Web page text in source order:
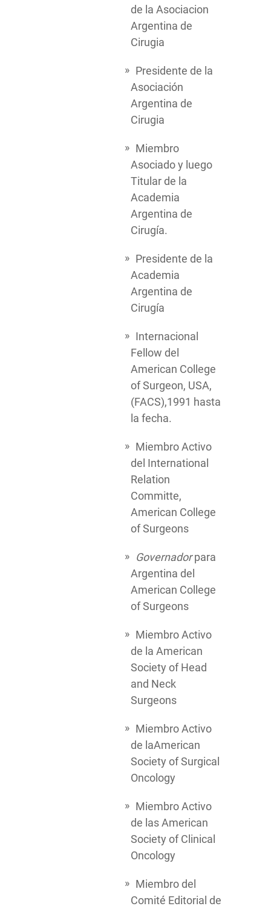
de la Asociacion
Argentina de
Cirugia
Presidente de la
Asociación
Argentina de
Cirugia
Miembro
Asociado y luego
Titular de la
Academia
Argentina de
Cirugía.
Presidente de la
Academia
Argentina de
Cirugía
Internacional
Fellow del
American College
of Surgeon, USA,
(FACS),1991 hasta
la fecha.
Miembro Activo
del International
Relation
Committe,
American College
of Surgeons
Governadorpara
Argentina del
American College
of Surgeons
Miembro Activo
de la American
Society of Head
and Neck
Surgeons
Miembro Activo
de laAmerican
Society of Surgical
Oncology
Miembro Activo
de las American
Society of Clinical
Oncology
Miembro del
Comité Editorial de